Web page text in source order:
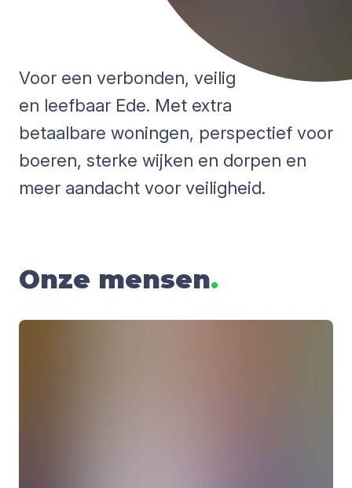
Voor een verbonden, veilig
en leefbaar Ede. Met extra
betaalbare woningen, perspectief voor
boeren, sterke wijken en dorpen en
meer aandacht voor veiligheid.
Onze mensen.